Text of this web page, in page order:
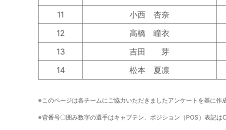
11
小西 杏奈
12
高橋 瞳衣
13
吉田 芽
14
松本 夏凛
※このページは各チームにご協力いただきましたアンケートを基に作
※背番号〇囲み数字の選手はキャプテン、 ポジション（POS）表記は